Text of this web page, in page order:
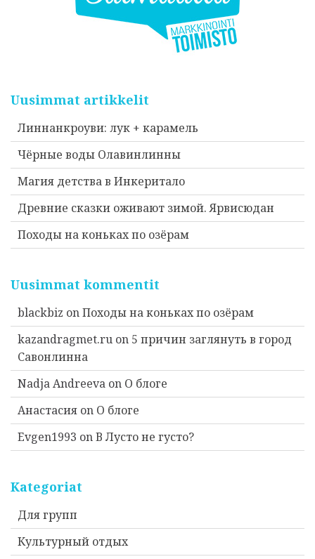
Uusimmat artikkelit
Линнанкроуви: лук + карамель
Чёрные воды Олавинлинны
Магия детства в Инкеритало
Древние сказки оживают зимой. Ярвисюдан
Походы на коньках по озёрам
Uusimmat kommentit
blackbiz onПоходы на коньках по озёрам
kazandragmet.ru on 5 причин заглянуть в город
Савонлинна
Nadja Andreeva on О блоге
Анастасия on О блоге
Evgen1993 onВ Лусто не густо?
Kategoriat
Для групп
Культурный отдых